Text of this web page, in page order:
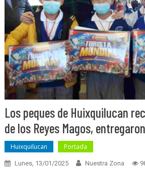
Los peques de Huixquilucan
de los Reyes Magos,
Huixquilucan Portada
Lunes, 13/01/2025 Nuestra Zona